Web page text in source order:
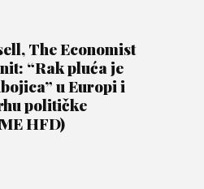
The Economist
“Rak pluća je
u Europi i
političke
HFD)